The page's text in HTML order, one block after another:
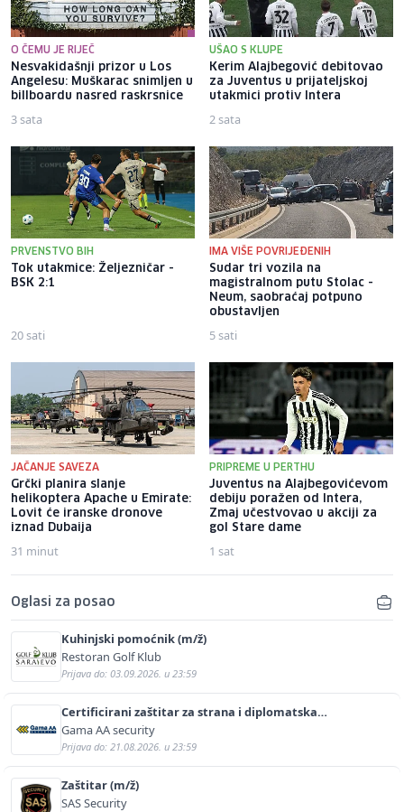
O ČEMU JE RIJEČ
Nesvakidašnji prizor u Los
Angelesu: Muškarac snimljen u
billboardu nasred raskrsnice
3 sata
UŠAO S KLUPE
Kerim Alajbegović debitovao
za Juventus u prijateljskoj
utakmici protiv Intera
2 sata
PRVENSTVO BIH
Tok utakmice: Željezničar -
BSK 2:1
20 sati
IMA VIŠE POVRIJEĐENIH
Sudar tri vozila na
magistralnom putu Stolac -
Neum, saobraćaj potpuno
obustavljen
5 sati
JAČANJE SAVEZA
Grčki planira slanje
helikoptera Apache u Emirate:
Lovit će iranske dronove
iznad Dubaija
31 minut
PRIPREME U PERTHU
Juventus na Alajbegovićevom
debiju poražen od Intera,
Zmaj učestvovao u akciji za
gol Stare dame
1 sat
Oglasi za posao
Kuhinjski pomoćnik (m/ž)
Restoran Golf Klub
Prijava do: 03.09.2026. u 23:59
Certificirani zaštitar za strana i diplomatska
predstavništva (m/ž)
Gama AA security
Prijava do: 21.08.2026. u 23:59
Zaštitar (m/ž)
SAS Security